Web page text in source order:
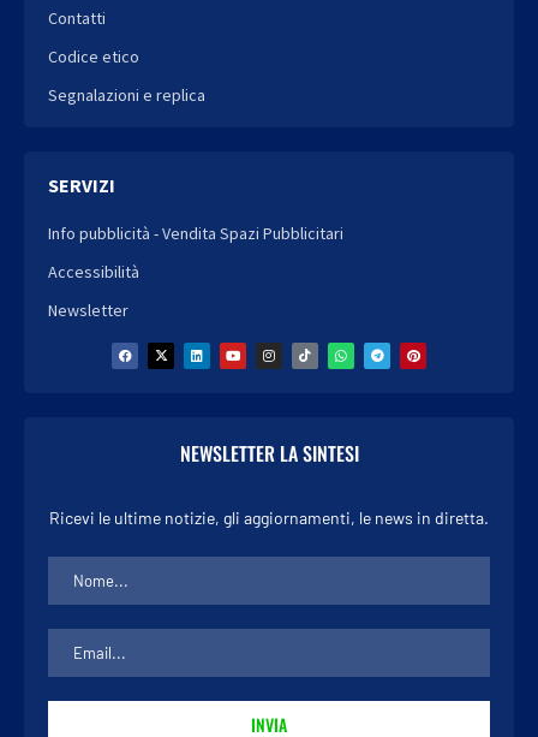
Contatti
Codice etico
Segnalazioni e replica
SERVIZI
Info pubblicità - Vendita Spazi Pubblicitari
Accessibilità
Newsletter
NEWSLETTER LA SINTESI
Ricevi le ultime notizie, gli aggiornamenti, le news in diretta.